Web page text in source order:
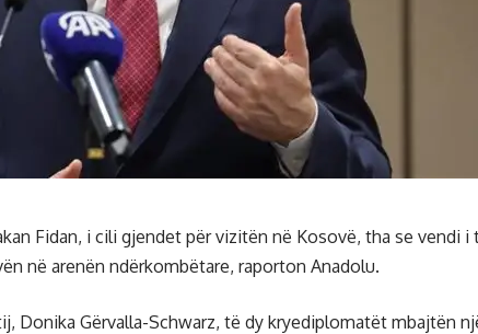
Fidan, i cili gjendet për vizitën në Kosovë, tha se vendi i
në arenën ndërkombëtare, raporton Anadolu.
Donika Gërvalla-Schwarz, të dy kryediplomatët mbajtën